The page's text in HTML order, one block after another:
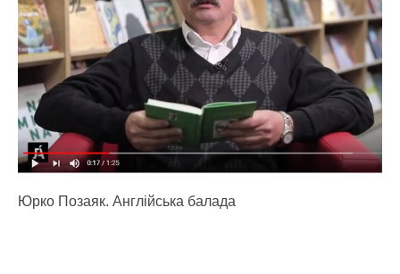
Юрко Позаяк. Англійська балада